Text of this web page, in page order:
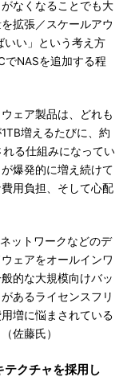
なくなることでも大
拡張／スケールアウ
いい」という考え方
でNASを追加する程
ェア製品は、どれも
増えるたびに、約
る仕組みになってい
爆発的に増え続けて
用負担、そして心配
ットワークなどのデ
ェアをオールインワ
的な大規模向けバッ
あるライセンスフリ
増に悩まされている
佐藤氏）
クチャを採用し